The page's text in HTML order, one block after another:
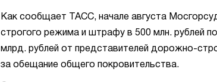
Как сообщает ТАСС, начале августа
строгого режима и штрафу в 500 млн. рублей
млрд. рублей от представителей дорожно-
за обещание общего покровительства.